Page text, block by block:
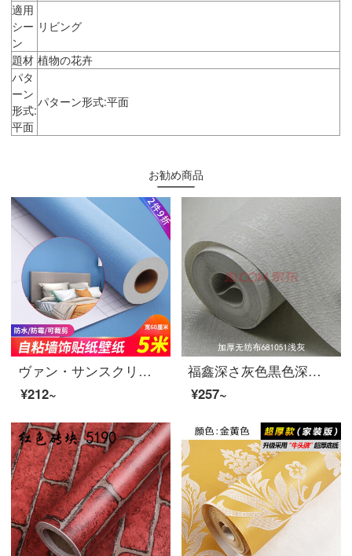
適用
シー
ン
リビング
題材 植物の花卉
パタ
ーン
形式:
平面
パターン形式:平面
お勧め商品
ヴァン・サンスクリットは純色の壁紙を貼り付けて防水します。寝室の男子寮のリビング家具の食器棚の箪笥をめくります。背景の壁のステッカーを厚くして、家庭用の装飾をします。
¥212~
福鑫深さ灰色黒色深圧柄防水壁紙服装店無色壁紙居間の背景壁の寝室681051薄い灰色の厚い不織布は壁紙だけです。
¥257~